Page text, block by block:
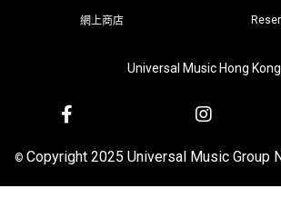
網上商店
Universal Music Hong Kong
© Copyright 2025 Universal Music Group